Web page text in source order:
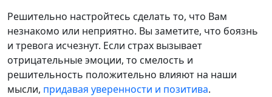
Решительно настройтесь сделать то, что Вам
незнакомо или неприятно. Вы заметите, что боязнь
и тревога исчезнут. Если страх вызывает
отрицательные эмоции, то смелость и
решительность положительно влияют на наши
мысли, придавая уверенности и позитива.